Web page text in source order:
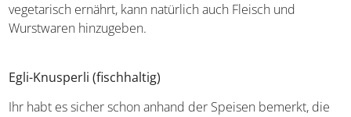
werden. Darin schmilzt nicht nur der
werden auch Zutaten wie
rein vegetarisch ernährt, kann natürlich auch Fleisch und